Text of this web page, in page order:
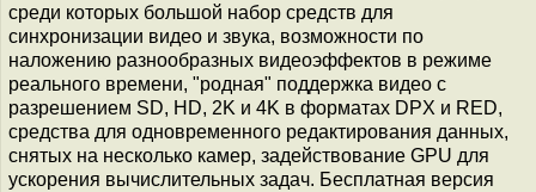
среди которых большой набор средств для
синхронизации видео и звука, возможности по
наложению разнообразных видеоэффектов в режиме
реального времени, "родная" поддержка видео с
разрешением SD, HD, 2K и 4K в форматах DPX и RED,
средства для одновременного редактирования данных,
снятых на несколько камер, задействование GPU для
ускорения вычислительных задач. Бесплатная версия